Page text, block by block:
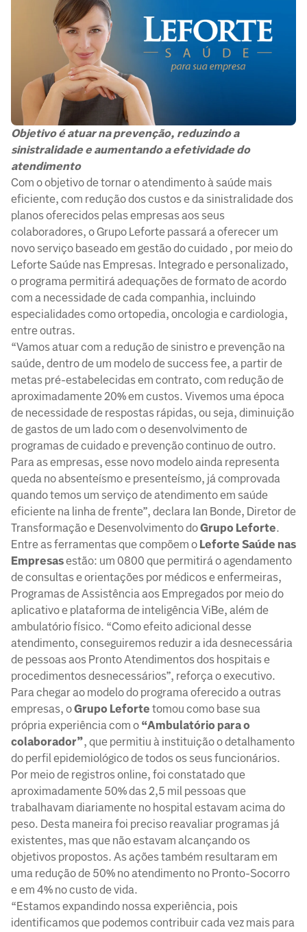
Objetivo é atuar na prevenção, reduzindo a
sinistralidade e aumentando a efetividade do
atendimento
Com o objetivo de tornar o atendimento à saúde mais
eficiente, com redução dos custos e da sinistralidade dos
planos oferecidos pelas empresas aos seus
colaboradores, o Grupo Leforte passará a oferecer um
novo serviço baseado em gestão do cuidado , por meio do
Leforte Saúde nas Empresas. Integrado e personalizado,
o programa permitirá adequações de formato de acordo
com a necessidade de cada companhia, incluindo
especialidades como ortopedia, oncologia e cardiologia,
entre outras.
“Vamos atuar com a redução de sinistro e prevenção na
saúde, dentro de um modelo de success fee, a partir de
metas pré-estabelecidas em contrato, com redução de
aproximadamente 20% em custos. Vivemos uma época
de necessidade de respostas rápidas, ou seja, diminuição
de gastos de um lado com o desenvolvimento de
programas de cuidado e prevenção continuo de outro.
Para as empresas, esse novo modelo ainda representa
queda no absenteísmo e presenteísmo, já comprovada
quando temos um serviço de atendimento em saúde
eficiente na linha de frente”, declara Ian Bonde, Diretor de
Transformação e Desenvolvimento doGrupo Leforte.
Entre as ferramentas que compõem o Leforte Saúde nas
Empresasestão: um 0800 que permitirá o agendamento
de consultas e orientações por médicos e enfermeiras,
Programas de Assistência aos Empregados por meio do
aplicativo e plataforma de inteligência ViBe, além de
ambulatório físico. “Como efeito adicional desse
atendimento, conseguiremos reduzir a ida desnecessária
de pessoas aos Pronto Atendimentos dos hospitais e
procedimentos desnecessários”, reforça o executivo.
Para chegar ao modelo do programa oferecido a outras
empresas, oGrupo Leforte tomou como base sua
própria experiência com o “Ambulatório para o
colaborador”, que permitiu à instituição o detalhamento
do perfil epidemiológico de todos os seus funcionários.
Por meio de registros online, foi constatado que
aproximadamente 50% das 2,5 mil pessoas que
trabalhavam diariamente no hospital estavam acima do
peso. Desta maneira foi preciso reavaliar programas já
existentes, mas que não estavam alcançando os
objetivos propostos. As ações também resultaram em
uma redução de 50% no atendimento no Pronto-Socorro
e em 4% no custo de vida.
“Estamos expandindo nossa experiência, pois
identificamos que podemos contribuir cada vez mais para